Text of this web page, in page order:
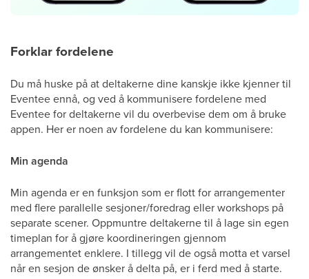
Forklar fordelene
Du må huske på at deltakerne dine kanskje ikke kjenner til
Eventee ennå, og ved å kommunisere fordelene med
Eventee for deltakerne vil du overbevise dem om å bruke
appen. Her er noen av fordelene du kan kommunisere:
Min agenda
Min agenda er en funksjon som er flott for arrangementer
med flere parallelle sesjoner/foredrag eller workshops på
separate scener. Oppmuntre deltakerne til å lage sin egen
timeplan for å gjøre koordineringen gjennom
arrangementet enklere. I tillegg vil de også motta et varsel
når en sesjon de ønsker å delta på, er i ferd med å starte.